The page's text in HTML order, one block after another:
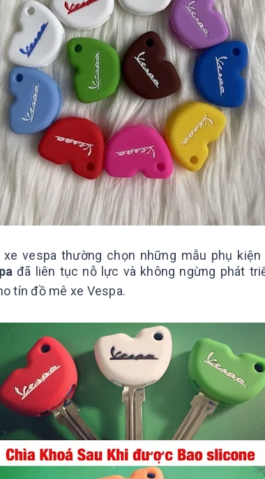
vespa thường chọn những mẫu phụ
đã liên tục nỗ lực và không ngừng phát
tín đồ mê xe Vespa.